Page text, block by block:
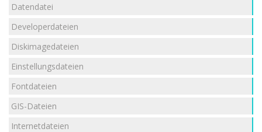
Datendatei
Developerdateien
Diskimagedateien
Einstellungsdateien
Fontdateien
GIS-Dateien
Internetdateien